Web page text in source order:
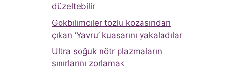
düzeltebilir
Gökbilimciler tozlu kozasından
çıkan ‘Yavru’ kuasarını yakaladılar
Ultra soğuk nötr plazmaların
sınırlarını zorlamak